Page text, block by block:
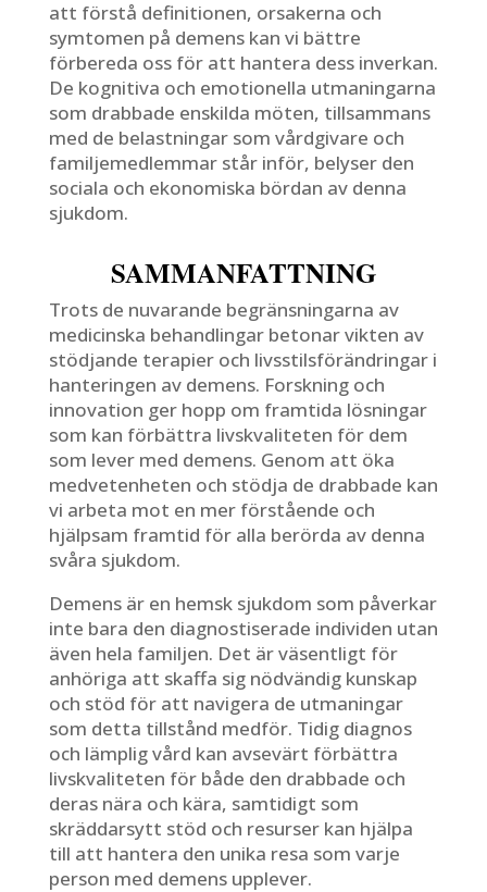
att förstå definitionen, orsakerna och
symtomen på demens kan vi bättre
förbereda oss för att hantera dess inverkan.
De kognitiva och emotionella utmaningarna
som drabbade enskilda möten, tillsammans
med de belastningar som vårdgivare och
familjemedlemmar står inför, belyser den
sociala och ekonomiska bördan av denna
sjukdom.
SAMMANFATTNING
Trots de nuvarande begränsningarna av
medicinska behandlingar betonar vikten av
stödjande terapier och livsstilsförändringar i
hanteringen av demens. Forskning och
innovation ger hopp om framtida lösningar
som kan förbättra livskvaliteten för dem
som lever med demens. Genom att öka
medvetenheten och stödja de drabbade kan
vi arbeta mot en mer förstående och
hjälpsam framtid för alla berörda av denna
svåra sjukdom.
Demens är en hemsk sjukdom som påverkar
inte bara den diagnostiserade individen utan
även hela familjen. Det är väsentligt för
anhöriga att skaffa sig nödvändig kunskap
och stöd för att navigera de utmaningar
som detta tillstånd medför. Tidig diagnos
och lämplig vård kan avsevärt förbättra
livskvaliteten för både den drabbade och
deras nära och kära, samtidigt som
skräddarsytt stöd och resurser kan hjälpa
till att hantera den unika resa som varje
person med demens upplever.